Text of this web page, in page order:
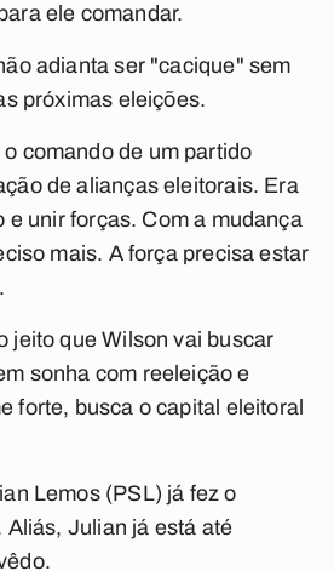
ele comandar.
adianta ser "cacique" sem
próximas eleições.
comando de um partido
de alianças eleitorais. Era
e unir forças. Com a mudança
mais. A força precisa estar
jeito que Wilson vai buscar
sonha com reeleição e
forte, busca o capital eleitoral
Lemos (PSL) já fez o
Julian já está até